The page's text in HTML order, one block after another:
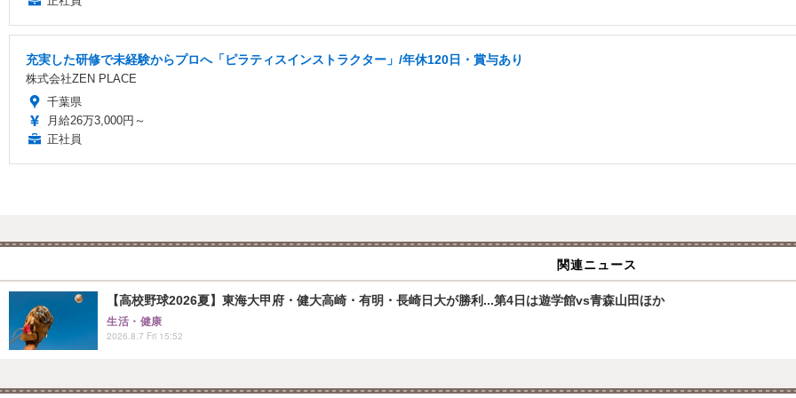
充実した研修で未経験からプロへ「ピラティスインストラクター」/年休120日・賞与あり
株式会社ZEN PLACE
千葉県
月給26万3,000円～
正社員
関連ニュース
【高校野球2026夏】東海大甲府・健大高崎・有明・長崎日大が勝利...第4日は遊学館vs青森山田ほか
生活・健康
2026.8.7 Fri 15:52